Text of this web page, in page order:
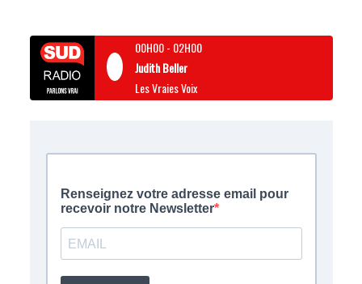
00H00- 02H00
Judith Beller
Les Vraies Voix